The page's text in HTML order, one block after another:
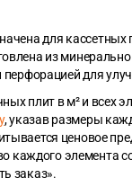
для кассетных
из
для
плит в м² и всех
, указав размеры
ценовое
каждого элемента
заказ».